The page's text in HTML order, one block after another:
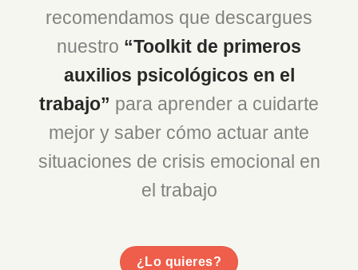
recomendamos que descargues
nuestro “Toolkit de primeros
auxilios psicológicos en el
trabajo” para aprender a cuidarte
mejor y saber cómo actuar ante
situaciones de crisis emocional en
el trabajo
¿Lo quieres?